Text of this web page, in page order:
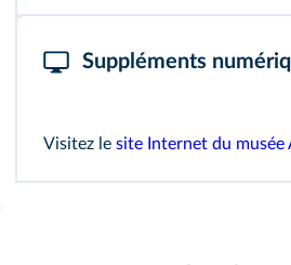
Suppléments
Visitez le site Internet du musée